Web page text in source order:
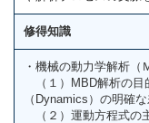
修得知識
・機械の動力学解析（
（１）MBD解析の目
（Dynamics）の明確
（２）運動方程式の